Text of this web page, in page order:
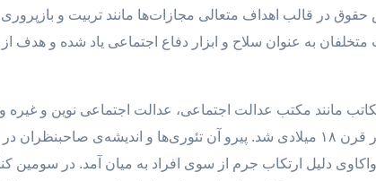
در قالب اهداف متعالی مجازات‌ها مانند تربیت و
به عنوان سلاح و ابزار دفاع اجتماعی یاد شده و هدف
مانند مکتب عدالت اجتماعی، عدالت اجتماعی نوین و غیره و
مراقبتی و زندان نیمه باز و امثالهم سبب زایش دانشی به نام علم زندان‌ها در قرن ۱۸ میلادی شد. پیرو آن تئوری‌ها و
دلیل ارتکاب جرم از سوی افراد به میان آمد. در سومین